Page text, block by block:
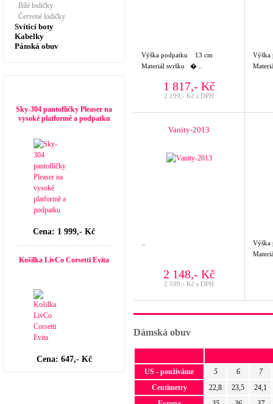
Bílé lodičky
Červené lodičky
Svítící boty
Kabelky
Pánská obuv
Sky-304 pantoflíčky Pleaser na
vysoké platformě a podpatku
Cena: 1 999,- Kč
Košilka LivCo Corsetti Evita
Cena: 647,- Kč
Výška podpatku 13 cm
Materiál svršku � ..
1 817,- Kč
2 199,- Kč s DPH
Vanity-2013
2 148,- Kč
2 599,- Kč s DPH
Dámská obuv
US - používáme 5 6
7
Centimetry
22,8 23,5
24,1